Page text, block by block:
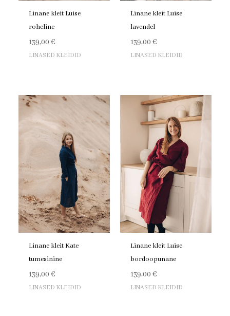
Linane kleit Luise
roheline
139,00€
LINASED KLEIDID
Linane kleit Luise
lavendel
139,00€
LINASED KLEIDID
Linane kleit Kate
tumesinine
139,00€
LINASED KLEIDID
Linane kleit Luise
bordoopunane
139,00€
LINASED KLEIDID